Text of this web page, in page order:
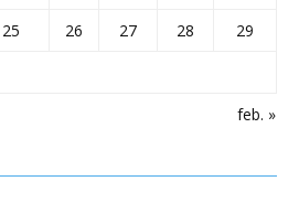
feb. »
25 26 27 28
29